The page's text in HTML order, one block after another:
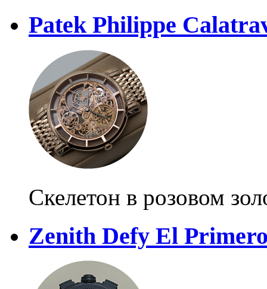
Patek Philippe
Скелетон в розовом
Zenith Defy El